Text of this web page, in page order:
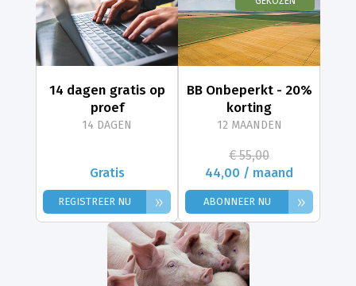
14 dagen gratis op
proef
14 DAGEN
Gratis
REGISTREER NU »
BB Onbeperkt - 20%
korting
12 MAANDEN
€ 55,00
44,00 / maand
ABONNEER NU »